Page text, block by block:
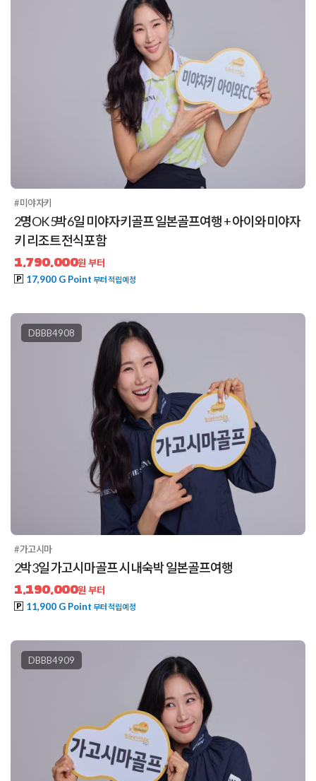
#미야자키
2명OK 5박6일 미야자키골프 일본골프여행 + 아이와 미야자
키 리조트 전식포함
1,790,000원 부터
17,900 G Point 부터 적립예정
DBBB4908
#가고시마
2박3일 가고시마골프 시내숙박 일본골프여행
1,190,000원 부터
11,900 G Point 부터 적립예정
DBBB4909